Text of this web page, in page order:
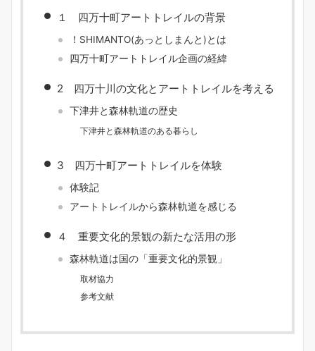
１ 四万十町アートトレイルの背景
！SHIMANTO(あっとしまんと)とは
四万十町アートトレイル企画の経緯
2 四万十川の文化とアートトレイルを考える
下津井と森林軌道の歴史
下津井と森林軌道のある暮らし
3 四万十町アートトレイルを体験
体験記
アートトレイルから森林軌道を感じる
４ 重要文化的景観の新たな活用の形
森林軌道は国の「重要文化的景観」
取材協力
参考文献